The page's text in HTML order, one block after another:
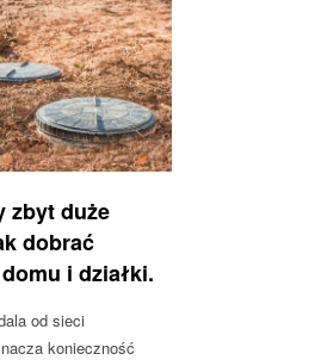
zbyt duże
dobrać
i działki.
od sieci
konieczność